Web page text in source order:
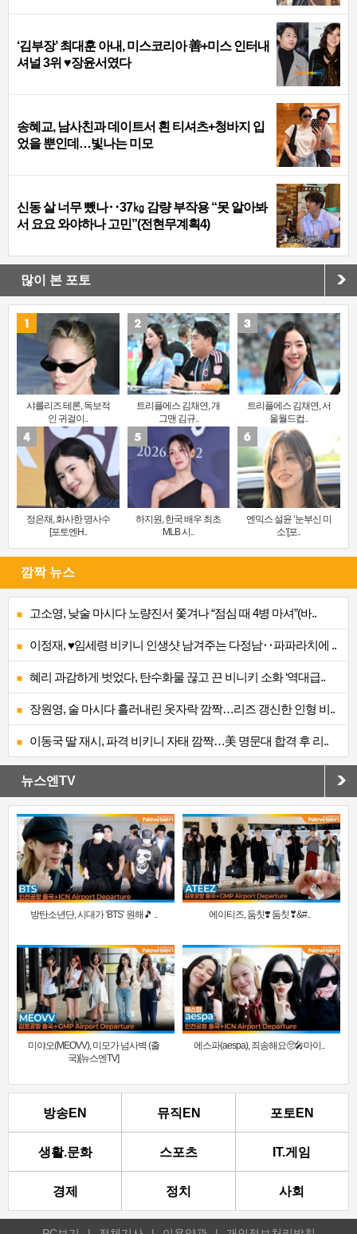
‘김부장’ 최대훈 아내, 미스코리아 善+미스 인터내
셔널 3위 ♥장윤서였다
송혜교, 남사친과 데이트서 흰 티셔츠+청바지 입
었을 뿐인데…빛나는 미모
신동 살 너무 뺐나‥37㎏ 감량 부작용 “못 알아봐
서 요요 와야하나 고민”(전현무계획4)
많이 본 포토
샤를리즈 테론, 독보적
인 귀걸이..
트리플에스 김채연, 개
그맨 김규..
트리플에스 김채연, 서
울월드컵..
정은채, 화사한 명사수
[포토엔H..
하지원, 한국 배우 최초
MLB 시..
엔믹스 설윤 ‘눈부신 미
소’[포..
깜짝 뉴스
고소영, 낮술 마시다 노량진서 쫓겨나 “점심 때 4병 마셔”(바..
이정재, ♥임세령 비키니 인생샷 남겨주는 다정남‥파파라치에 ..
혜리 과감하게 벗었다, 탄수화물 끊고 끈 비니키 소화 ‘역대급..
장원영, 술 마시다 흘러내린 옷자락 깜짝…리즈 갱신한 인형 비..
이동국 딸 재시, 파격 비키니 자태 깜짝…美 명문대 합격 후 리..
뉴스엔TV
방탄소년단, 시대가 ‘BTS’ 원해🎵 .. 에이티즈, 둠칫❣️ 둠칫❣&#..
미야오(MEOVV), 미모가 넘사벽 (출
국)[뉴스엔TV]
에스파(aespa), 죄송해요🥺🎤마이..
방송EN 뮤직EN 포토EN
생활.문화 스포츠 IT.게임
경제 정치 사회